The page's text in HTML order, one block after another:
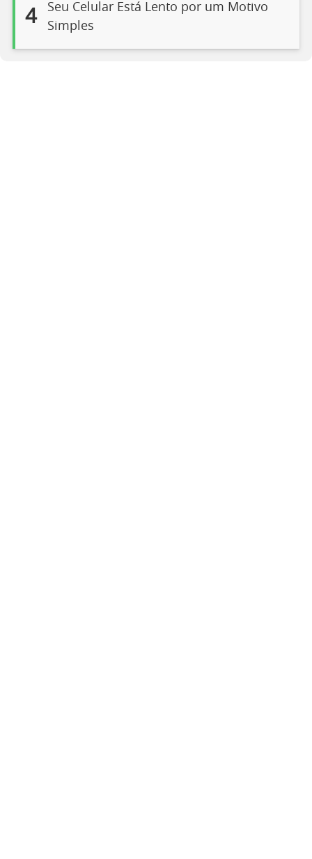
4
Seu Celular Está Lento por um Motivo
Simples